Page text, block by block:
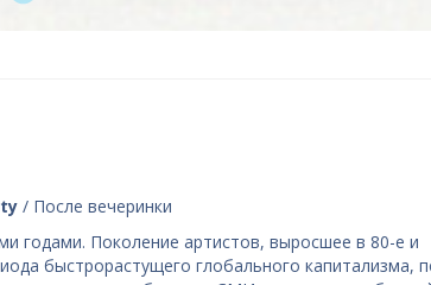
/ После вечеринки
годами. Поколение артистов, выросшее в 80-е и
быстрорастущего глобального капитализма,